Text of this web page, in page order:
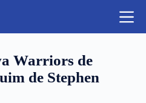
Warriors de
de Stephen